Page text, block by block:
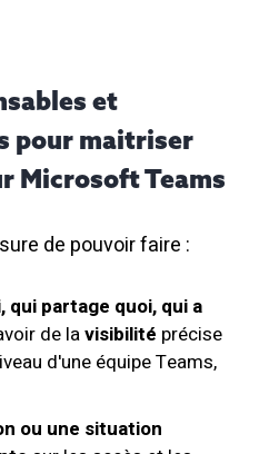
et
pour maitriser
Microsoft Teams
de pouvoir faire :
qui partage quoi, qui a
de lavisibilité précise
d'une équipe Teams,
ou une situation